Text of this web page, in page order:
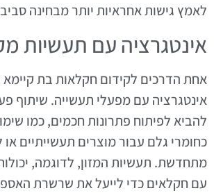
לאמץ גישות אחראיות יותר מבחינה
אינטגרציה עם תעשיות
אחת הדרכים לקידום חקלאות בת
אינטגרציה עם מפעלי תעשייה. שיתוף
להביא לפיתוח פתרונות חכמים, כמו
כחומרי גלם עבור מוצרים תעשייתיים או
מתחדשת. תעשיות המזון, לדוגמה,
עם חקלאים כדי לייעל את שרשרת